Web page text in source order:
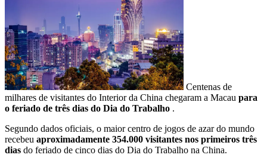
Centenas de
milhares de visitantes do Interior da China chegaram a Macau para
o feriado de três dias do Dia do Trabalho .
Segundo dados oficiais, o maior centro de jogos de azar do mundo
recebeu aproximadamente 354.000 visitantes nos primeiros três
dias do feriado de cinco dias do Dia do Trabalho na China.